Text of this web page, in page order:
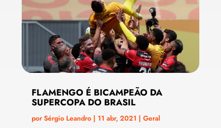
FLAMENGO É BICAMPEÃO DA
SUPERCOPA DO BRASIL
porSérgio Leandro| 11 abr, 2021 | Geral